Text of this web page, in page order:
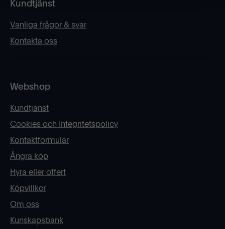
Kundtjänst
Vanliga frågor & svar
Kontakta oss
Webshop
Kundtjänst
Cookies och Integritetspolicy
Kontaktformulär
Ångra köp
Hyra eller offert
Köpvillkor
Om oss
Kunskapsbank